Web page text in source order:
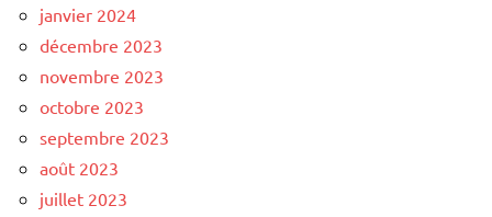
janvier 2024
décembre 2023
novembre 2023
octobre 2023
septembre 2023
août 2023
juillet 2023